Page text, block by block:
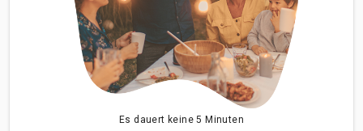
Es dauert keine 5 Minuten